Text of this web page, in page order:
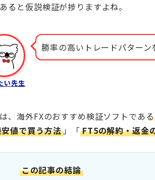
ると仮説検証が捗りますよね。
い先生
勝率の高いトレードパター
、海外FXのおすすめ検証ソフトである
値で買う方法 」「FT5の解約・返金
この記事の結論